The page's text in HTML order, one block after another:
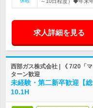
求人詳細を見る
西部ガス株式会社 | 《 7/20「
ターン歓迎
未経験・第二新卒歓迎【
10.1H